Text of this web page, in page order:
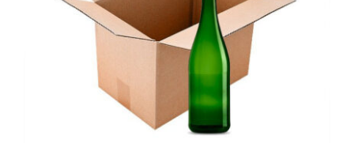
AJOUTER AU PANIER